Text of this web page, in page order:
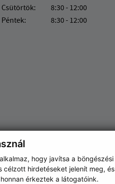
hogy javítsa a böngészési
hirdetéseket jelenít meg, és
érkeztek a látogatóink.
Csütörtök:
8:30 - 12:00
Péntek:
8:30 - 12:00